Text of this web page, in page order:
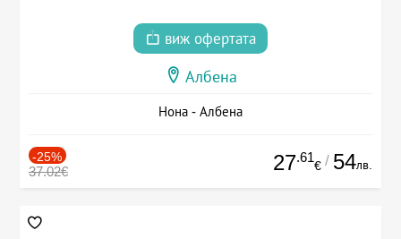
виж офертата
Албена
Нона - Албена
-25%
37.02€ 27.61
€ / 54лв.